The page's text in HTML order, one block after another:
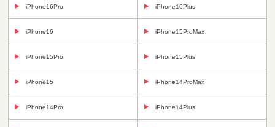
iPhone16Pro iPhone16Plus
iPhone16 iPhone15ProMax
iPhone15Pro iPhone15Plus
iPhone15 iPhone14ProMax
iPhone14Pro iPhone14Plus